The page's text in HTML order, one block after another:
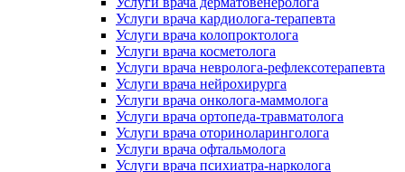
Услуги врача кардиолога-терапевта
Услуги врача колопроктолога
Услуги врача косметолога
Услуги врача невролога-рефлексотерапевта
Услуги врача нейрохирурга
Услуги врача онколога-маммолога
Услуги врача ортопеда-травматолога
Услуги врача оториноларинголога
Услуги врача офтальмолога
Услуги врача психиатра-нарколога